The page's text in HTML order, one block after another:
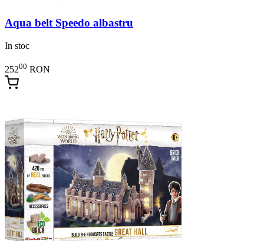
Aqua belt Speedo albastru
In stoc
25200 RON